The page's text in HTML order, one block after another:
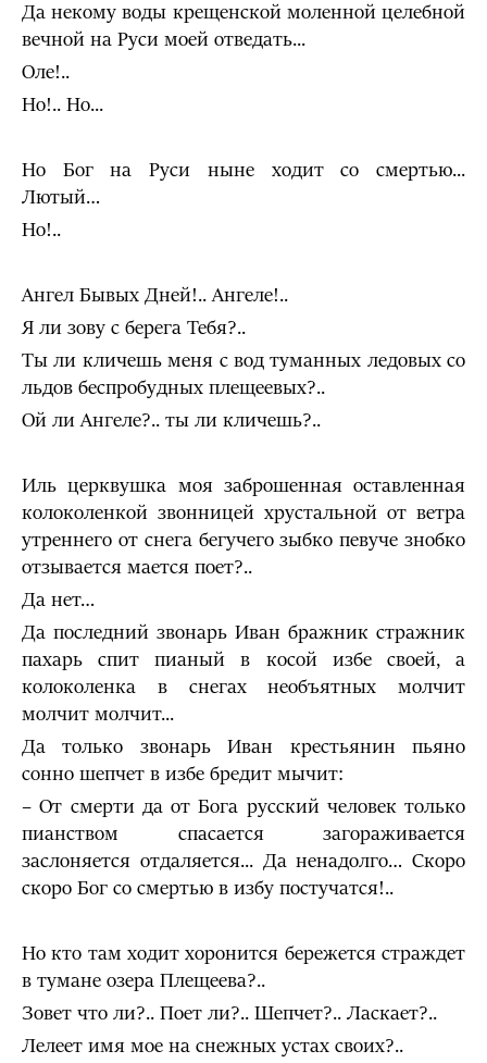
Да некому воды крещенской моленной целебной
вечной на Руси моей отведать...
Оле!..
Но!.. Но...
Но Бог на Руси ныне ходит со смертью...
Лютый…
Но!..
Ангел Бывых Дней!.. Ангеле!..
Я ли зову с берега Тебя?..
Ты ли кличешь меня с вод туманных ледовых со
льдов беспробудных плещеевых?..
Ой ли Ангеле?.. ты ли кличешь?..
Иль церквушка моя заброшенная оставленная
колоколенкой звонницей хрустальной от ветра
утреннего от снега бегучего зыбко певуче знобко
отзывается мается поет?..
Да нет…
Да последний звонарь Иван бражник стражник
пахарь спит пианый в косой избе своей, а
колоколенка в снегах необъятных молчит
молчит молчит...
Да только звонарь Иван крестьянин пьяно
сонно шепчет в избе бредит мычит:
– От смерти да от Бога русский человек только
пианством спа­сается загораживается
заслоняется отдаляется... Да ненадолго… Скоро
скоро Бог со смертью в избу постучатся!..
Но кто там ходит хоронится бережется страждет
в тумане озера Плещеева?..
Зовет что ли?.. Поет ли?.. Шепчет?.. Ласкает?..
Лелеет имя мое на снежных устах своих?..